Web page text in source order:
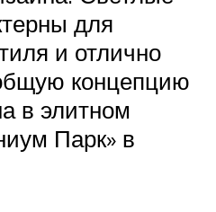
для
и отлично
концепцию
в элитном
Парк» в